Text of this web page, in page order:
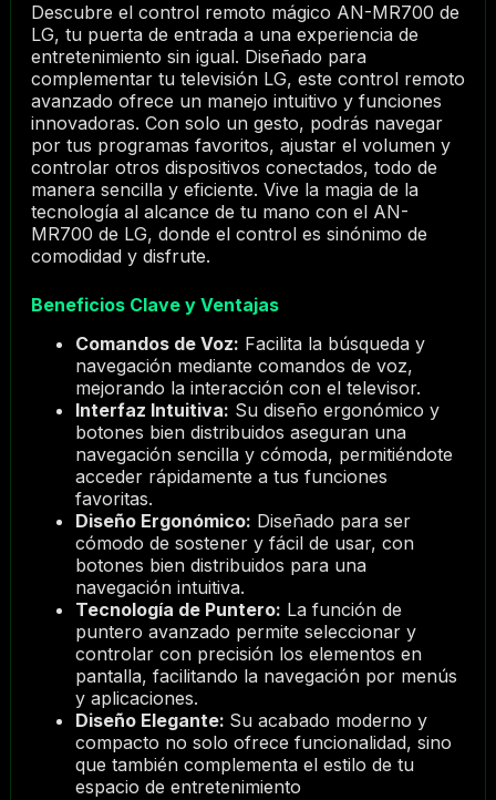
Descubre el control remoto mágico AN-MR700 de
LG, tu puerta de entrada a una experiencia de
entretenimiento sin igual. Diseñado para
complementar tu televisión LG, este control remoto
avanzado ofrece un manejo intuitivo y funciones
innovadoras. Con solo un gesto, podrás navegar
por tus programas favoritos, ajustar el volumen y
controlar otros dispositivos conectados, todo de
manera sencilla y eficiente. Vive la magia de la
tecnología al alcance de tu mano con el AN-
MR700 de LG, donde el control es sinónimo de
comodidad y disfrute.
Beneficios Clave y Ventajas
Comandos de Voz: Facilita la búsqueda y
navegación mediante comandos de voz,
mejorando la interacción con el televisor.
Interfaz Intuitiva: Su diseño ergonómico y
botones bien distribuidos aseguran una
navegación sencilla y cómoda, permitiéndote
acceder rápidamente a tus funciones
favoritas.
Diseño Ergonómico: Diseñado para ser
cómodo de sostener y fácil de usar, con
botones bien distribuidos para una
navegación intuitiva.
Tecnología de Puntero: La función de
puntero avanzado permite seleccionar y
controlar con precisión los elementos en
pantalla, facilitando la navegación por menús
y aplicaciones.
Diseño Elegante: Su acabado moderno y
compacto no solo ofrece funcionalidad, sino
que también complementa el estilo de tu
espacio de entretenimiento